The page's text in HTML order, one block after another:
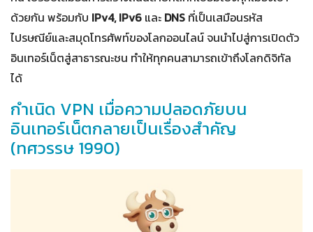
ด้วยกัน พร้อมกับ IPv4, IPv6 และ DNS ที่เป็นเสมือนรหัส
ไปรษณีย์และสมุดโทรศัพท์ของโลกออนไลน์ จนนำไปสู่การเปิดตัว
อินเทอร์เน็ตสู่สาธารณะชน ทำให้ทุกคนสามารถเข้าถึงโลกดิจิทัล
ได้
กำเนิด VPN เมื่อความปลอดภัยบน
อินเทอร์เน็ตกลายเป็นเรื่องสำคัญ
(ทศวรรษ 1990)